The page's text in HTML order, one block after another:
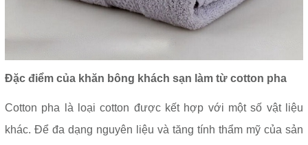
Đặc điểm của khăn bông khách sạn làm từ cotton pha
Cotton pha là loại cotton được kết hợp với một số vật liệu
khác. Để đa dạng nguyên liệu và tăng tính thẩm mỹ của sản